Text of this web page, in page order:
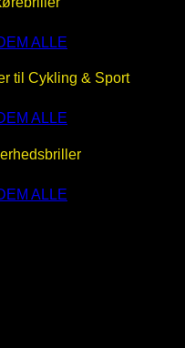
ALLE
til Cykling & Sport
ALLE
ALLE